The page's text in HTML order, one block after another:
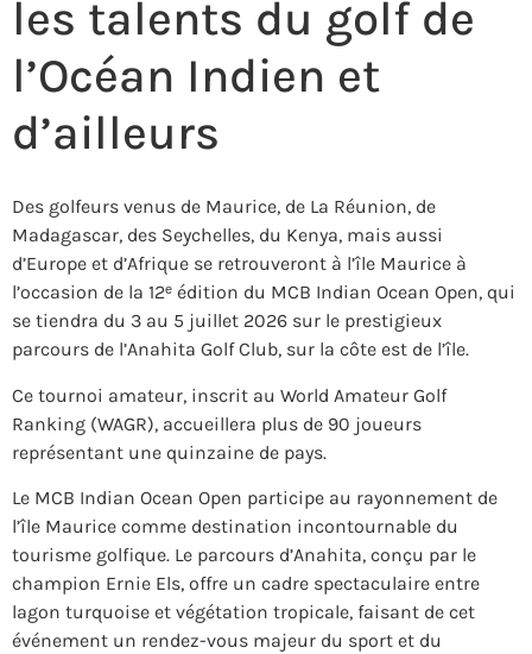
les talents du golf de
l’Océan Indien et
d’ailleurs
Des golfeurs venus de Maurice, de La Réunion, de
Madagascar, des Seychelles, du Kenya, mais aussi
d’Europe et d’Afrique se retrouveront à l’île Maurice à
l’occasion de la 12ᵉ édition du MCB Indian Ocean Open, qui
se tiendra du 3 au 5 juillet 2026 sur le prestigieux
parcours de l’Anahita Golf Club, sur la côte est de l’île.
Ce tournoi amateur, inscrit au World Amateur Golf
Ranking (WAGR), accueillera plus de 90 joueurs
représentant une quinzaine de pays.
Le MCB Indian Ocean Open participe au rayonnement de
l’île Maurice comme destination incontournable du
tourisme golfique. Le parcours d’Anahita, conçu par le
champion Ernie Els, offre un cadre spectaculaire entre
lagon turquoise et végétation tropicale, faisant de cet
événement un rendez-vous majeur du sport et du